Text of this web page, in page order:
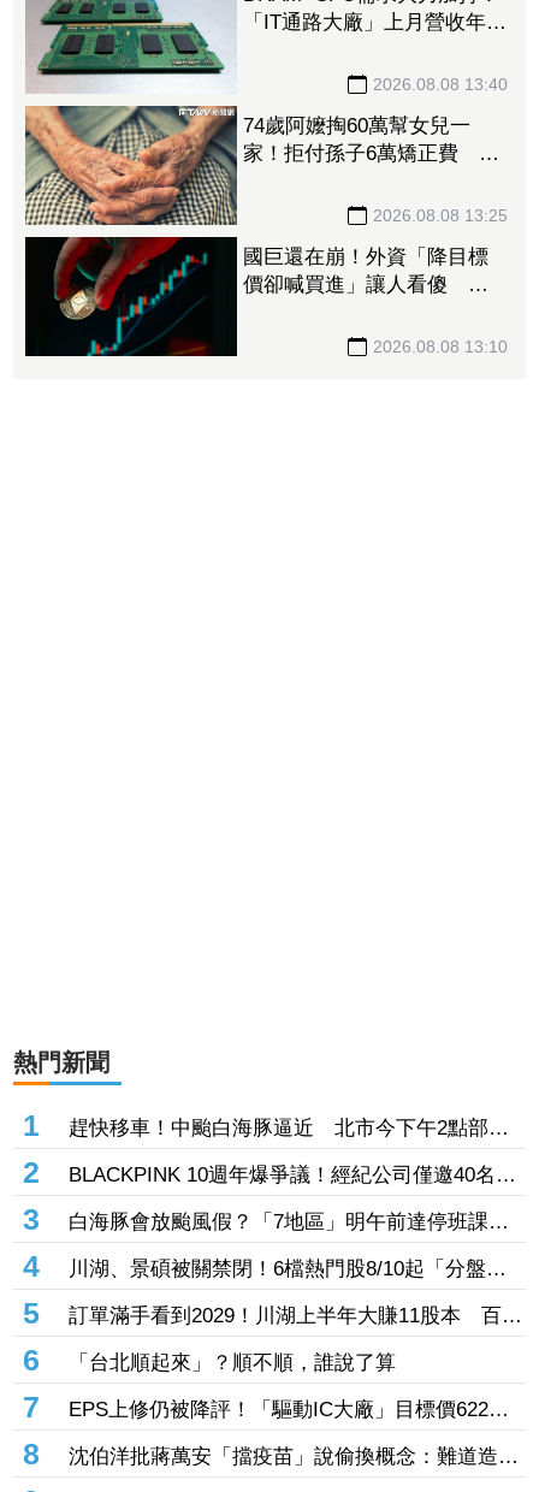
「IT通路大廠」上月營收年增
2026.08.08 13:40
74歲阿嬤掏60萬幫女兒一
家！拒付孫子6萬矯正費 2
2026.08.08 13:25
國巨還在崩！外資「降目標
價卻喊買進」讓人看傻 達
2026.08.08 13:10
熱門新聞
1
趕快移車！中颱白海豚逼近 北市今下午2點部分
水門只出不進「晚間8點關閉」
2
BLACKPINK 10週年爆爭議！經紀公司僅邀40名粉
絲同樂 Jisoo親道歉：心情很沉重
3
白海豚會放颱風假？「7地區」明午前達停班課標
準 桃竹苗山區上榜
4
川湖、景碩被關禁閉！6檔熱門股8/10起「分盤交
易」57檔注意股名單一次看
5
訂單滿手看到2029！川湖上半年大賺11股本 百億
擴產計畫提前開跑
6 「台北順起來」？順不順，誰說了算
7
EPS上修仍被降評！「驅動IC大廠」目標價622
元 記憶體、晶圓代工、封測3大成本壓力浮現
8
沈伯洋批蔣萬安「擋疫苗」說偷換概念：難道造謠
後不用負責？